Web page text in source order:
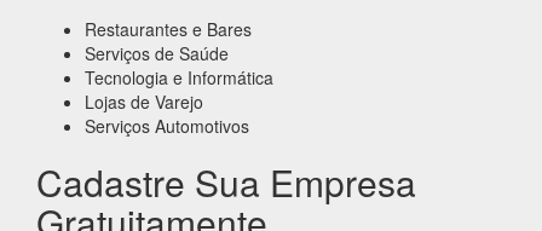
Restaurantes e Bares
Serviços de Saúde
Tecnologia e Informática
Lojas de Varejo
Serviços Automotivos
Cadastre Sua Empresa